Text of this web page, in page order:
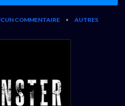
COMMENTAIRE • AUTRES